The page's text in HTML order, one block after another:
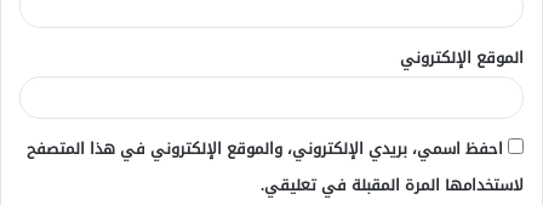
الموقع الإلكتروني
احفظ اسمي، بريدي الإلكتروني، والموقع الإلكتروني في هذا المتصفح
لاستخدامها المرة المقبلة في تعليقي.